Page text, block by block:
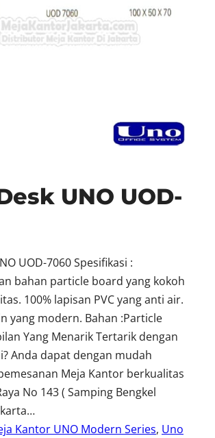
UNO UOD-
UOD-7060 Spesifikasi :
bahan particle board yang kokoh
100% lapisan PVC yang anti air.
yang modern. Bahan :Particle
Yang Menarik Tertarik dengan
Anda dapat dengan mudah
Meja Kantor berkualitas
No 143 ( Samping Bengkel
Kantor UNO Modern Series, Uno